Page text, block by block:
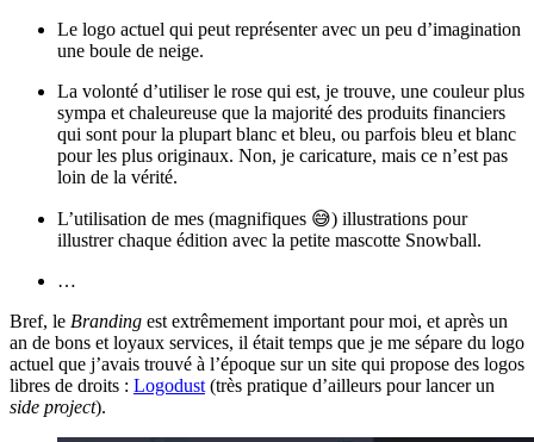
Le logo actuel qui peut représenter avec un peu d’imagination
une boule de neige.
La volonté d’utiliser le rose qui est, je trouve, une couleur plus
sympa et chaleureuse que la majorité des produits financiers
qui sont pour la plupart blanc et bleu, ou parfois bleu et blanc
pour les plus originaux. Non, je caricature, mais ce n’est pas
loin de la vérité.
L’utilisation de mes (magnifiques 😅) illustrations pour
illustrer chaque édition avec la petite mascotte Snowball.
…
Bref, le Branding est extrêmement important pour moi, et après un
an de bons et loyaux services, il était temps que je me sépare du logo
actuel que j’avais trouvé à l’époque sur un site qui propose des logos
libres de droits : Logodust (très pratique d’ailleurs pour lancer un
side project).